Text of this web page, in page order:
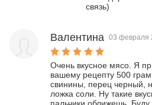
связь)
Валентина 03 февраля
Очень вкусное мясо. Я
вашему рецепту 500
свинины, перец черный,
ложка соли. Ну такие